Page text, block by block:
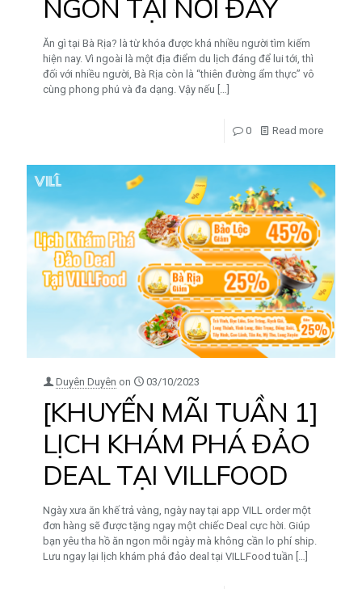
NGON TẠI NƠI ĐÂY
Ăn gì tại Bà Rịa? là từ khóa được khá nhiều người tìm kiếm
hiện nay. Vì ngoài là một địa điểm du lịch đáng để lui tới, thì
đối với nhiều người, Bà Rịa còn là “thiên đường ẩm thực” vô
cùng phong phú và đa dạng. Vậy nếu
0 Read more
Duyên Duyên on 03/10/2023
[KHUYẾN MÃI TUẦN 1]
LỊCH KHÁM PHÁ ĐẢO
DEAL TẠI VILLFOOD
Ngày xưa ăn khế trả vàng, ngày nay tại app VILL order một
đơn hàng sẽ được tặng ngay một chiếc Deal cực hời. Giúp
bạn yêu tha hồ ăn ngon mỗi ngày mà không cần lo phí ship.
Lưu ngay lại lịch khám phá đảo deal tại VILLFood tuần